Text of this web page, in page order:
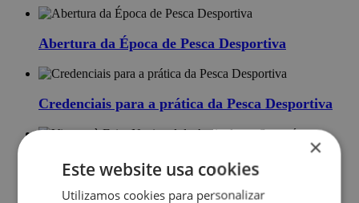
Abertura da Época de Pesca Desportiva
Credenciais para a prática da Pesca Desportiva
Viagem à Feira Nacional de Agricultura,
Santarém
×
Este website usa cookies
Utilizamos cookies para personalizar